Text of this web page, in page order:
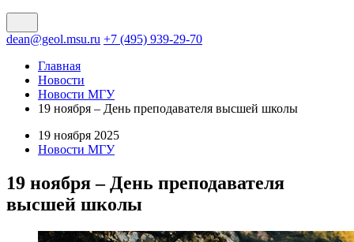
dean@geol.msu.ru +7 (495) 939-29-70
Главная
Новости
Новости МГУ
19 ноября – День преподавателя высшей школы
19 ноября 2025
Новости МГУ
19 ноября – День преподавателя
высшей школы